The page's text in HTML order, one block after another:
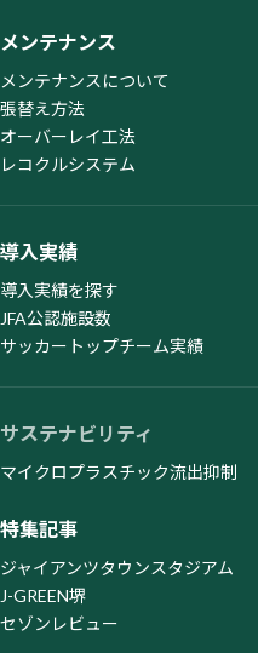
メンテナンス
メンテナンスについて
張替え方法
オーバーレイ工法
レコクルシステム
導入実績
導入実績を探す
JFA公認施設数
サッカートップチーム実績
サステナビリティ
マイクロプラスチック流出抑制
特集記事
ジャイアンツタウンスタジアム
J-GREEN堺
セゾンレビュー